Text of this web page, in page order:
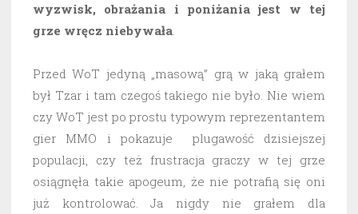
wyzwisk, obrażania i poniżania jest w tej
grze wręcz niebywała.
Przed WoT jedyną „masową” grą w jaką grałem
był Tzar i tam czegoś takiego nie było. Nie wiem
czy WoT jest po prostu typowym reprezentantem
gier MMO i pokazuje plugawość dzisiejszej
populacji, czy też frustracja graczy w tej grze
osiągnęła takie apogeum, że nie potrafią się oni
już kontrolować. Ja nigdy nie grałem dla